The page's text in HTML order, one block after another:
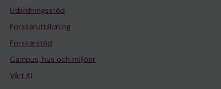
Utbildningsstöd
Forskarutbildning
Forskarstöd
Campus, hus och miljöer
Vårt KI